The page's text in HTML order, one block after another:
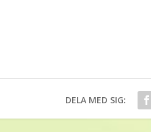
DELA MED SIG: